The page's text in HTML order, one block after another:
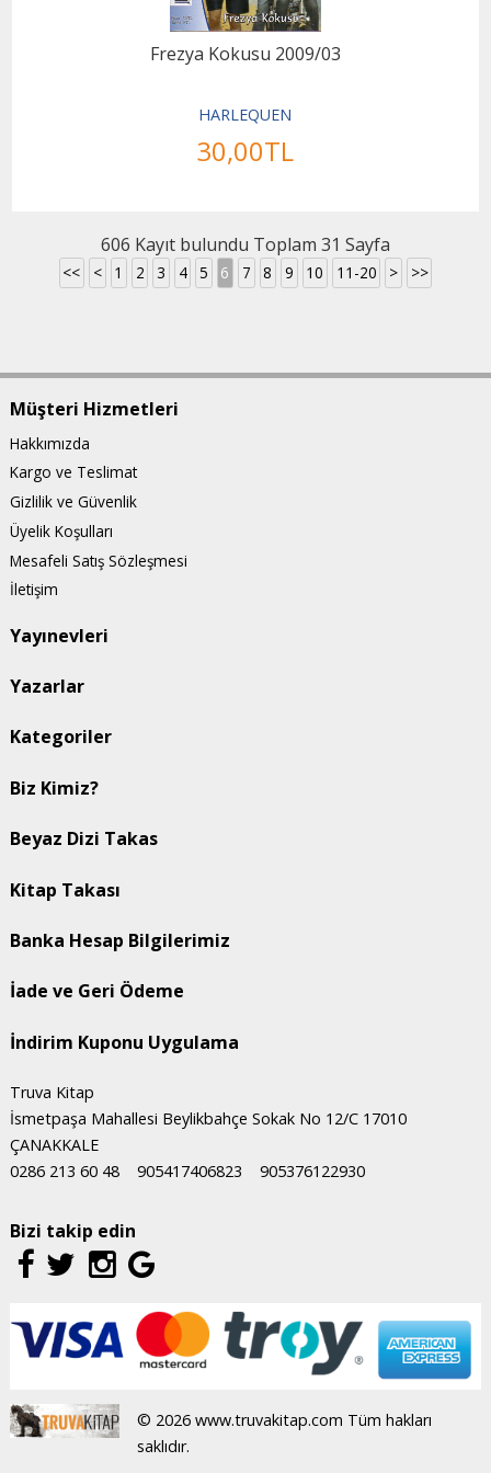
Frezya Kokusu 2009/03
HARLEQUEN
30,00TL
606 Kayıt bulundu Toplam 31 Sayfa
<< < 1 2 3 4 5 6 7 8 9 10 11-20 > >>
Müşteri Hizmetleri
Hakkımızda
Kargo ve Teslimat
Gizlilik ve Güvenlik
Üyelik Koşulları
Mesafeli Satış Sözleşmesi
İletişim
Yayınevleri
Yazarlar
Kategoriler
Biz Kimiz?
Beyaz Dizi Takas
Kitap Takası
Banka Hesap Bilgilerimiz
İade ve Geri Ödeme
İndirim Kuponu Uygulama
Truva Kitap
İsmetpaşa Mahallesi Beylikbahçe Sokak No 12/C 17010
ÇANAKKALE
0286 213 60 48
905417406823 905376122930
Bizi takip edin
© 2026 www.truvakitap.com Tüm hakları
saklıdır.